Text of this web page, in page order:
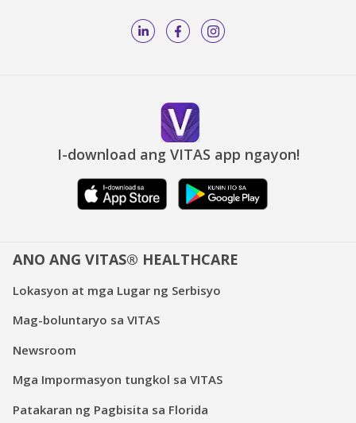
I-download ang VITAS app ngayon!
ANO ANG VITAS® HEALTHCARE
Lokasyon at mga Lugar ng Serbisyo
Mag-boluntaryo sa VITAS
Newsroom
Mga Impormasyon tungkol sa VITAS
Patakaran ng Pagbisita sa Florida